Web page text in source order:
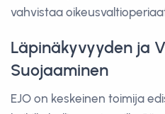
vahvistaa
Läpinäkyvyyden ja
Suojaaminen
EJO on keskeinen toimija